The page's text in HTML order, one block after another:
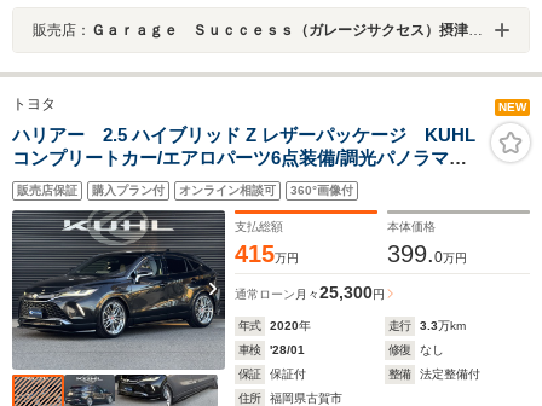
販売店： Ｇａｒａｇｅ Ｓｕｃｃｅｓｓ（ガレージサクセス）摂津本店 プリウス・ハイエース・マークＸ専門店
トヨタ NEW
ハリアー 2.5 ハイブリッド Z レザーパッケージ KUHL
コンプリートカー/エアロパーツ6点装備/調光パノラマル
ーフ/パノラミックビューモニター/寒冷地仕様/BLITZ ZZ-
R DSC+/ウェッズ21インチホイール/ヴァレンティテー
ル/PHVグリル/
販売店保証 購入プラン付 オンライン相談可 360°画像付
支払総額
415万円
本体価格
399.0万円
通常ローン 月々25,300円
年式 2020年 走行 3.3万km
車検
'28/01 修復
なし
保証
保証付 整備
法定整備付
住所
福岡県古賀市